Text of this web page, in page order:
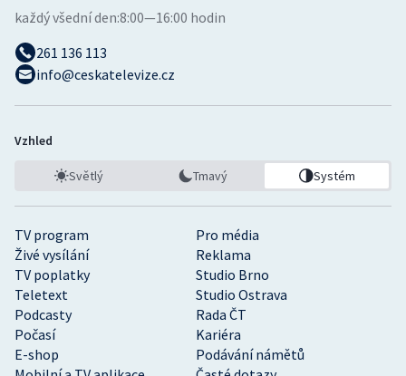
TV program
Pro média
Živé vysílání
Reklama
TV poplatky
Studio Brno
Teletext
Studio Ostrava
Podcasty
Rada ČT
Počasí
Kariéra
E-shop
Podávání námětů
každý všední den:8:00—16:00 hodin
261 136 113
info@ceskatelevize.cz
Vzhled
Světlý Tmavý Systém